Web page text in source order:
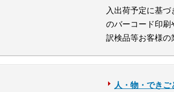
入出荷予定に基
のバーコード印刷
訳検品等お客様の
人・物・できご